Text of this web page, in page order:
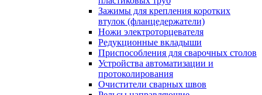
Зажимы для крепления коротких
втулок (фланцедержатели)
Ножи электроторцевателя
Редукционные вкладыши
Приспособления для сварочных столов
Устройства автоматизации и
протоколирования
Очистители сварных швов